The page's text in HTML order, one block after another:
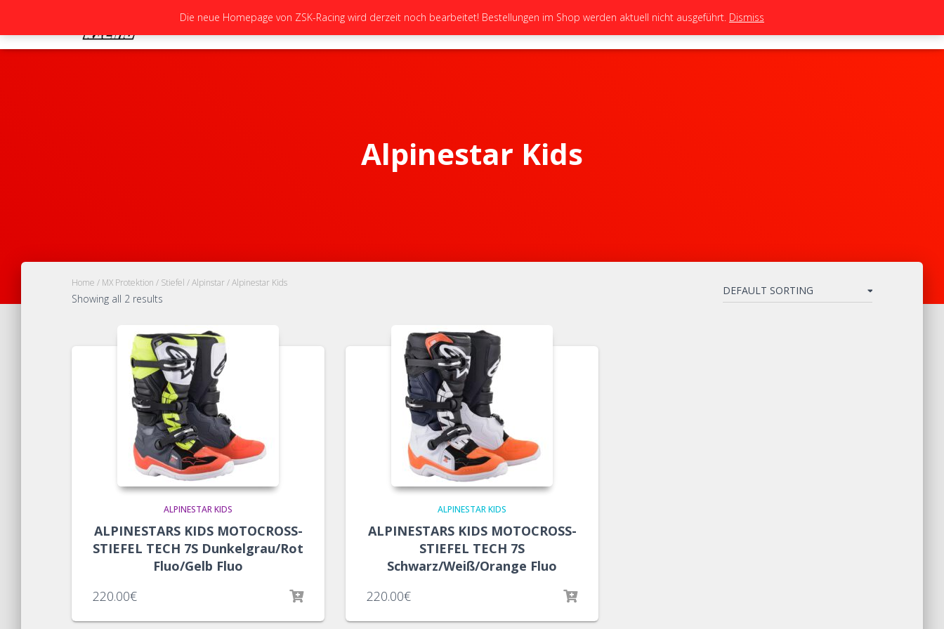
STARTSEITE NEUIGKEITEN GALERIE TEAM TUNING BIKES
Alpinestar Kids
Home / MX Protektion / Stiefel /Alpinstar/ Alpinestar Kids
Showing all 2 results
ALPINESTAR KIDS
ALPINESTARS KIDS MOTOCROSS-
STIEFEL TECH 7S Dunkelgrau/Rot
Fluo/Gelb Fluo
220.00€
ALPINESTAR KIDS
ALPINESTARS KIDS MOTOCROSS-
STIEFEL TECH 7S
Schwarz/Weiß/Orange Fluo
220.00€
Die neue Homepage von ZSK-Racing wird derzeit noch bearbeitet! Bestellungen im Shop werden aktuell nicht ausgeführt. Dismiss